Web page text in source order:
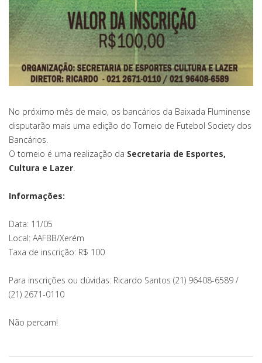
No próximo mês de maio, os bancários da Baixada Fluminense
disputarão mais uma edição do Torneio de Futebol Society dos
Bancários.
O torneio é uma realização da Secretaria de Esportes,
Cultura e Lazer.
Informações:
Data: 11/05
Local: AAFBB/Xerém
Taxa de inscrição: R$ 100
Para inscrições ou dúvidas: Ricardo Santos (21) 96408-6589 /
(21) 2671-0110
Não percam!